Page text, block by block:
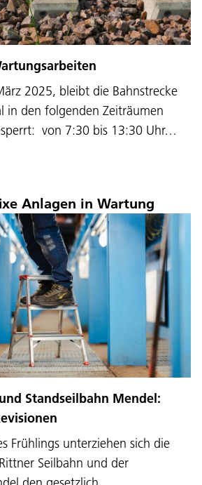
und Cookie Policy
Beschwerden
2025, bleibt die Bahnstrecke
in den folgenden Zeiträumen
von 7:30 bis 13:30 Uhr…
Anlagen in Wartung
Standseilbahn Mendel:
Frühlings unterziehen sich die
Seilbahn und der